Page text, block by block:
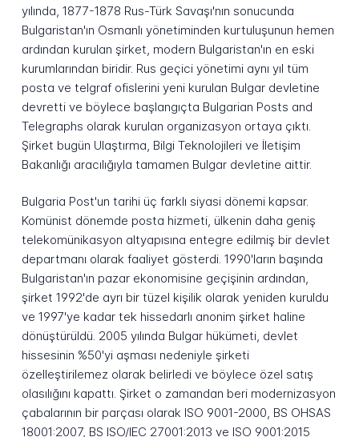
yılında, 1877-1878 Rus-Türk Savaşı'nın sonucunda
Bulgaristan'ın Osmanlı yönetiminden kurtuluşunun hemen
ardından kurulan şirket, modern Bulgaristan'ın en eski
kurumlarından biridir. Rus geçici yönetimi aynı yıl tüm
posta ve telgraf ofislerini yeni kurulan Bulgar devletine
devretti ve böylece başlangıçta Bulgarian Posts and
Telegraphs olarak kurulan organizasyon ortaya çıktı.
Şirket bugün Ulaştırma, Bilgi Teknolojileri ve İletişim
Bakanlığı aracılığıyla tamamen Bulgar devletine aittir.
Bulgaria Post'un tarihi üç farklı siyasi dönemi kapsar.
Komünist dönemde posta hizmeti, ülkenin daha geniş
telekomünikasyon altyapısına entegre edilmiş bir devlet
departmanı olarak faaliyet gösterdi. 1990'ların başında
Bulgaristan'ın pazar ekonomisine geçişinin ardından,
şirket 1992'de ayrı bir tüzel kişilik olarak yeniden kuruldu
ve 1997'ye kadar tek hissedarlı anonim şirket haline
dönüştürüldü. 2005 yılında Bulgar hükümeti, devlet
hissesinin %50'yi aşması nedeniyle şirketi
özelleştirilemez olarak belirledi ve böylece özel satış
olasılığını kapattı. Şirket o zamandan beri modernizasyon
çabalarının bir parçası olarak ISO 9001-2000, BS OHSAS
18001:2007, BS ISO/IEC 27001:2013 ve ISO 9001:2015